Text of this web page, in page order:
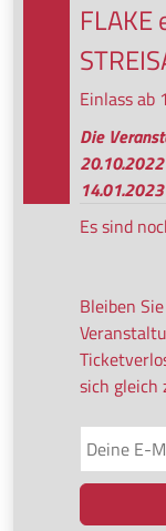
Einlass ab
Die
Es sind
Bleiben
sich gleich